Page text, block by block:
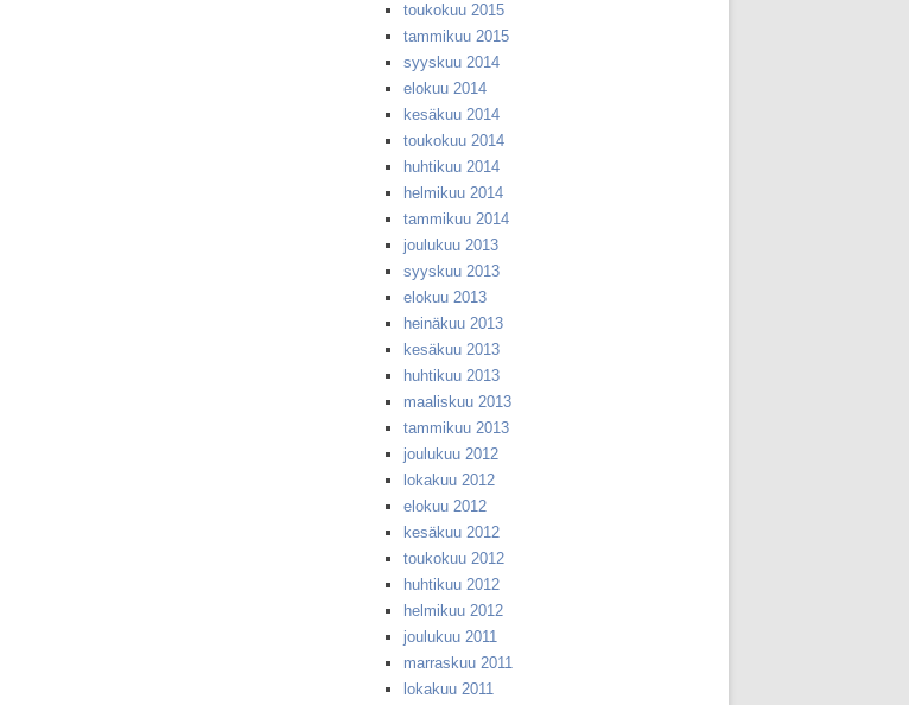
toukokuu 2015
tammikuu 2015
syyskuu 2014
elokuu 2014
kesäkuu 2014
toukokuu 2014
huhtikuu 2014
helmikuu 2014
tammikuu 2014
joulukuu 2013
syyskuu 2013
elokuu 2013
heinäkuu 2013
kesäkuu 2013
huhtikuu 2013
maaliskuu 2013
tammikuu 2013
joulukuu 2012
lokakuu 2012
elokuu 2012
kesäkuu 2012
toukokuu 2012
huhtikuu 2012
helmikuu 2012
joulukuu 2011
marraskuu 2011
lokakuu 2011